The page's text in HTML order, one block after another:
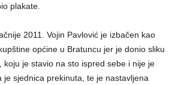
plakate.
2011. Vojin Pavlović je izbačen kao
općine u Bratuncu jer je donio sliku
koju je stavio na sto ispred sebe i nije je
je sjednica prekinuta, te je nastavljena